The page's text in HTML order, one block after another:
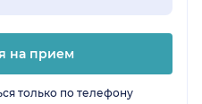
на прием
только по телефону